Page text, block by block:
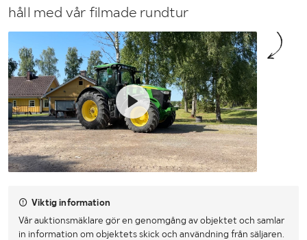
håll med vår filmade rundtur
Viktig information
Vår auktionsmäklare gör en genomgång av objektet och samlar
in information om objektets skick och användning från säljaren.